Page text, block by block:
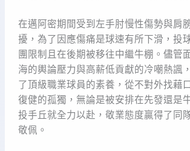
在邁阿密期間受到左手肘慢性傷勢與肩
擾，為了因應傷痛是球速有所下滑，投
團限制且在後期被移往中繼牛棚。儘管
海的輿論壓力與高薪低貢獻的冷嘲熱諷
了頂級職業球員的素養，從不對外找藉
復健的孤獨，無論是被安排在先發還是
投手丘就全力以赴，敬業態度贏得了同
敬佩。